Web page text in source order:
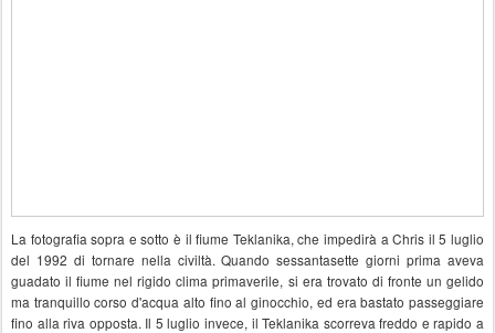
La fotografia sopra e sotto è il fiume Teklanika, che impedirà a Chris il 5 luglio
del 1992 di tornare nella civiltà. Quando sessantasette giorni prima aveva
guadato il fiume nel rigido clima primaverile, si era trovato di fronte un gelido
ma tranquillo corso d'acqua alto fino al ginocchio, ed era bastato passeggiare
fino alla riva opposta. Il 5 luglio invece, il Teklanika scorreva freddo e rapido a